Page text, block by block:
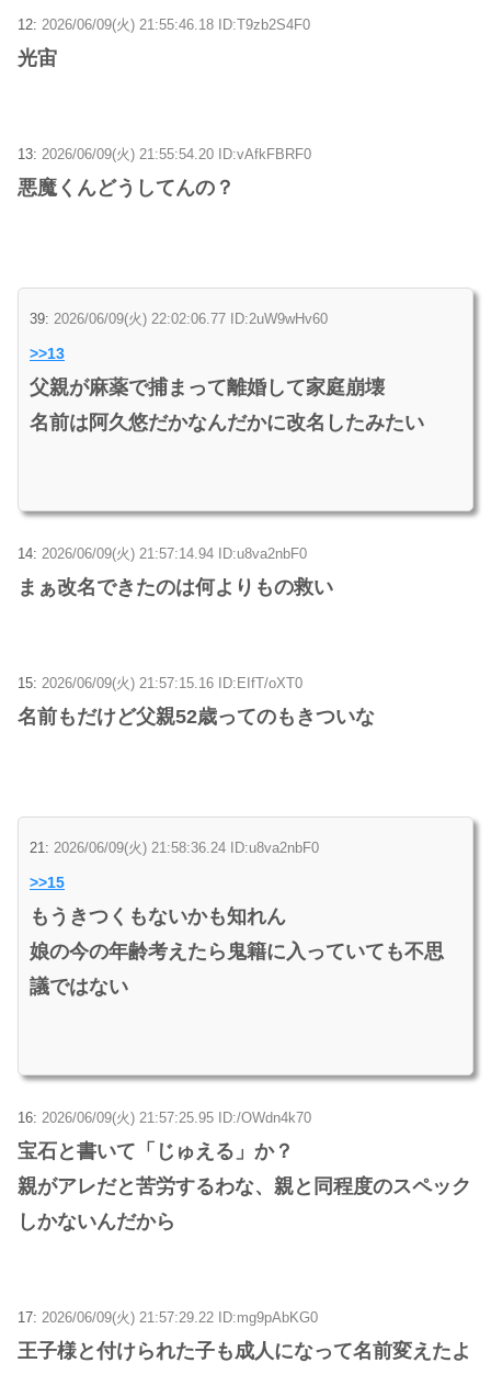
12: 2026/06/09(火) 21:55:46.18 ID:T9zb2S4F0
光宙
13: 2026/06/09(火) 21:55:54.20 ID:vAfkFBRF0
悪魔くんどうしてんの？
39: 2026/06/09(火) 22:02:06.77 ID:2uW9wHv60
>>13
父親が麻薬で捕まって離婚して家庭崩壊
名前は阿久悠だかなんだかに改名したみたい
14: 2026/06/09(火) 21:57:14.94 ID:u8va2nbF0
まぁ改名できたのは何よりもの救い
15: 2026/06/09(火) 21:57:15.16 ID:EIfT/oXT0
名前もだけど父親52歳ってのもきついな
21: 2026/06/09(火) 21:58:36.24 ID:u8va2nbF0
>>15
もうきつくもないかも知れん
娘の今の年齢考えたら鬼籍に入っていても不思
議ではない
16: 2026/06/09(火) 21:57:25.95 ID:/OWdn4k70
宝石と書いて「じゅえる」か？
親がアレだと苦労するわな、親と同程度のスペック
しかないんだから
17: 2026/06/09(火) 21:57:29.22 ID:mg9pAbKG0
王子様と付けられた子も成人になって名前変えたよ